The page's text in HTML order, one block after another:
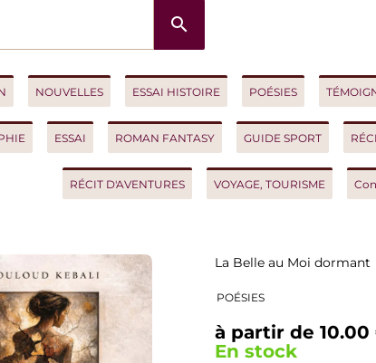
NOUVELLES ESSAI HISTOIRE POÉSIES
ESSAI ROMAN FANTASY GUIDE SPORT RÉCIT
RÉCIT D'AVENTURES VOYAGE, TOURISME Contes et
La Belle au Moi dormant
POÉSIES
à partir de 10.00 €
En stock